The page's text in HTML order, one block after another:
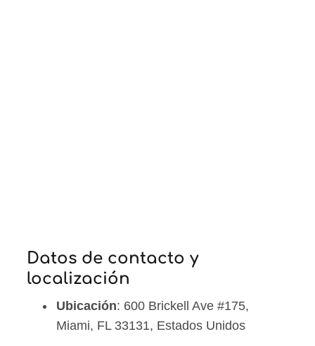
Datos de contacto y
localización
Ubicación: 600 Brickell Ave #175,
Miami, FL 33131, Estados Unidos